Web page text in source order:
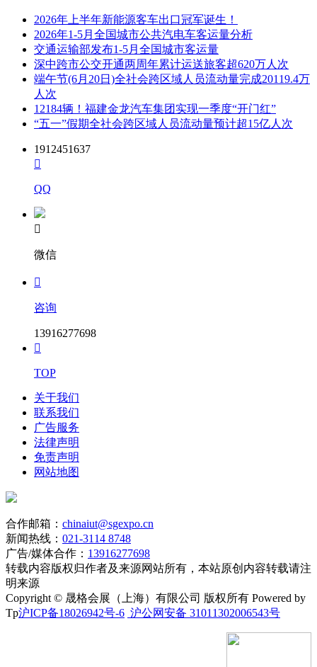
2026年上半年新能源客车出口冠军诞生！
2026年1-5月全国城市公共汽电车客运量分析
交通运输部发布1-5月全国城市客运量
深中跨市公交开通两周年累计运送旅客超620万人次
端午节(6月20日)全社会跨区域人员流动量完成20119.4万
人次
12184辆！福建金龙汽车集团实现一季度“开门红”
“五一”假期全社会跨区域人员流动量预计超15亿人次
1912451637

QQ

微信

咨询
13916277698

TOP
关于我们
联系我们
广告服务
法律声明
免责声明
网站地图
合作邮箱： chinaiut@sgexpo.cn
新闻热线： 021-3114 8748
广告/媒体合作： 13916277698
转载内容版权归作者及来源网站所有，本站原创内容转载请注
明来源
Copyright © 晟格会展（上海）有限公司 版权所有 Powered by
Tp沪ICP备18026942号-6 沪公网安备 31011302006543号